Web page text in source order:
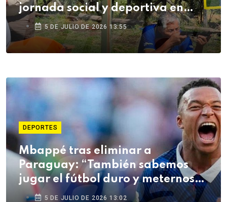
jornada social y deportiva en
Arequipa
5 DE JULIO DE 2026 13:55
DEPORTES
Mbappé tras eliminar a
Paraguay: “También sabemos
jugar el fútbol duro y meternos
en la pelea”
5 DE JULIO DE 2026 13:02